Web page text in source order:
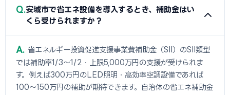
Q 安城市で省エネ設備を導入するとき、補助金はい
くら受けられますか？
A
省エネルギー投資促進支援事業費補助金（SII）のSII類型
では補助率1/3〜1/2・上限5,000万円の支援が受けられま
す。例えば300万円のLED照明・高効率空調設備であれば
100〜150万円の補助が期待できます。自治体の省エネ補助金